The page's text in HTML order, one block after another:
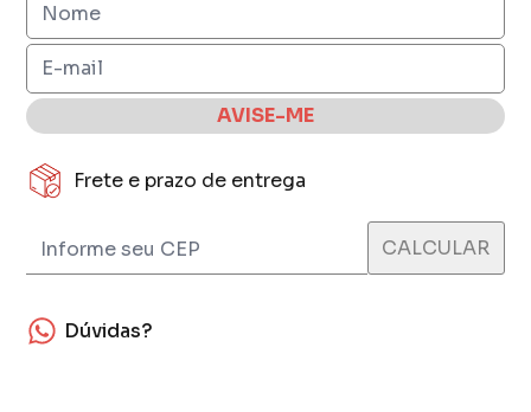
AVISE-ME
Frete e prazo de entrega
Dúvidas?